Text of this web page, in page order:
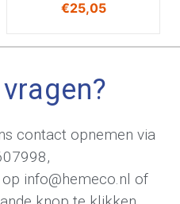
€25,05
contact opnemen via
,
info@hemeco.nl of